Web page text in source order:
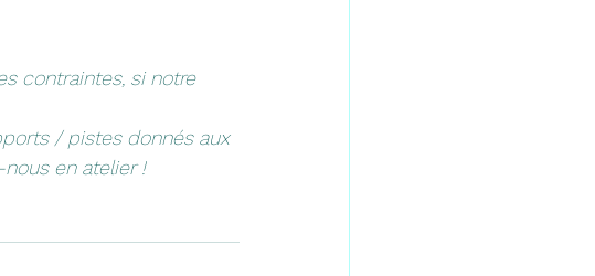
contraintes, si notre
/ pistes donnés aux
en atelier !